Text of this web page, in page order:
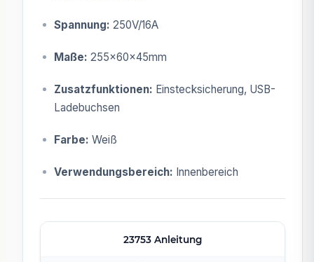
Spannung: 250V/16A
Maße: 255x60x45mm
Zusatzfunktionen: Einstecksicherung, USB-
Ladebuchsen
Farbe: Weiß
Verwendungsbereich: Innenbereich
23753 Anleitung